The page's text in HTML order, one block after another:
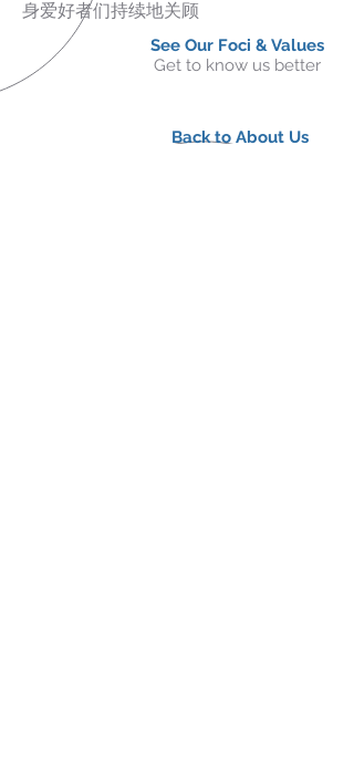
身爱好者们持续地关顾
See Our Foci & Values
Get to know us better
Back to About Us